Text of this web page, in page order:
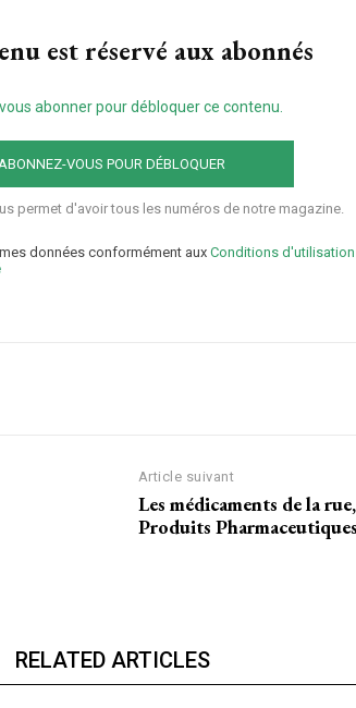
$
est réservé aux abonnés
abonner pour débloquer ce contenu.
VOUS POUR DÉBLOQUER
permet d'avoir tous les numéros de notre magazine.
données conformément auxConditions d'utilisation
Article suivant
Les médicaments de la
Produits
RELATED ARTICLES